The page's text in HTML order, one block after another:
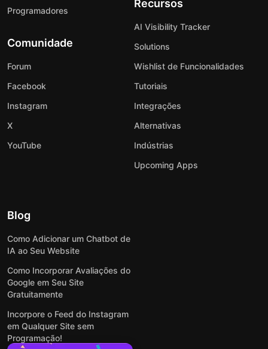
Programadores
Comunidade
Forum
Facebook
Instagram
X
YouTube
Recursos
AI Visibility Tracker
Solutions
Wishlist de Funcionalidades
Tutoriais
Integrações
Alternativas
Indústrias
Upcoming Apps
Blog
Como Adicionar um Chatbot de
IA ao Seu Website
Como Incorporar Avaliações do
Google em Seu Site
Gratuitamente
Incorpore o Feed do Instagram
em Qualquer Site sem
Programação!